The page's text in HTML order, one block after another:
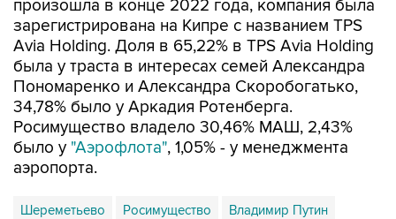
произошла в конце 2022 года, компания была
зарегистрирована на Кипре с названием TPS
Avia Holding. Доля в 65,22% в TPS Avia Holding
была у траста в интересах семей Александра
Пономаренко и Александра Скоробогатько,
34,78% было у Аркадия Ротенберга.
Росимущество владело 30,46% МАШ, 2,43%
было у "Аэрофлота", 1,05% - у менеджмента
аэропорта.
Шереметьево Росимущество Владимир Путин